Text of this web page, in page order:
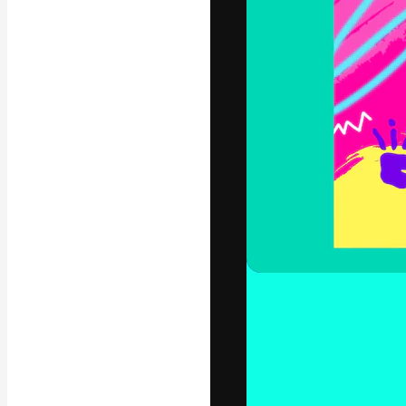
La plataforma
trabajo. Más
entre
estudios.
Español